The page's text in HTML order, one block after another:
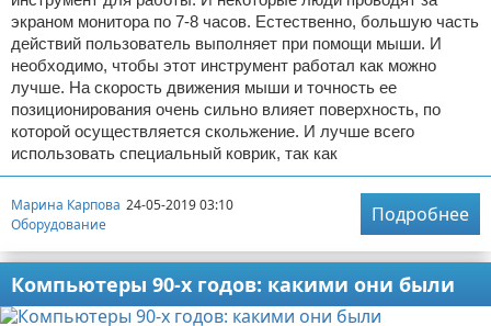
экраном монитора по 7-8 часов. Естественно, большую часть
действий пользователь выполняет при помощи мыши. И
необходимо, чтобы этот инструмент работал как можно
лучше. На скорость движения мыши и точность ее
позиционирования очень сильно влияет поверхность, по
которой осуществляется скольжение. И лучше всего
использовать специальный коврик, так как
Марина Карпова 24-05-2019 03:10
Оборудование
Подробнее
Компьютеры 90-х годов: какими они были